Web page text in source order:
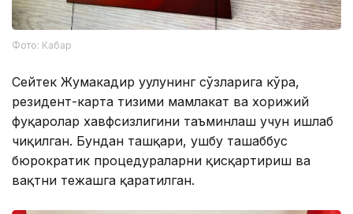
Фото: Кабар
Сейтек Жумакадир уулунинг сўзларига кўра,
резидент-карта тизими мамлакат ва хорижий
фуқаролар хавфсизлигини таъминлаш учун ишлаб
чиқилган. Бундан ташқари, ушбу ташаббус
бюрократик процедураларни қисқартириш ва
вақтни тежашга қаратилган.